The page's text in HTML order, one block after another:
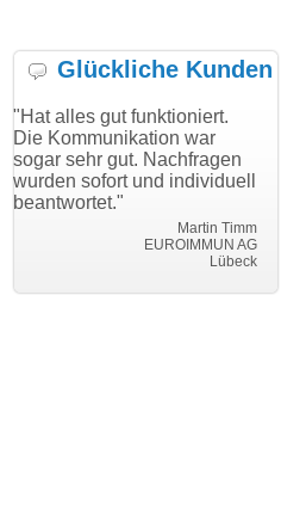
Glückliche Kunden
funktioniert.
war
Nachfragen
und individuell
EUROIMMUN AG
"Danke für
Transfer
i can eckert